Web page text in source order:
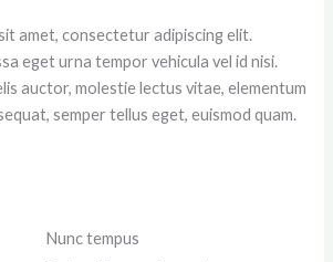
amet, consectetur adipiscing elit.
eget urna tempor vehicula vel id nisi.
auctor, molestie lectus vitae, elementum
semper tellus eget, euismod quam.
Nunc tempus